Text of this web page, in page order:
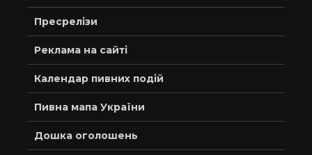
Пресрелізи
Реклама на сайті
Календар пивних подій
Пивна мапа України
Дошка оголошень